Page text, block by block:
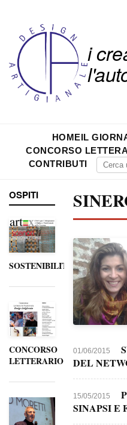
i
HOMEIL
CONCORSO
CONTRIBUTI
OSPITI
SOSTENIBILITÀ
CONCORSO
LETTERARIO
01/06/2015
DEL
15/05/2015
SINAPSI E